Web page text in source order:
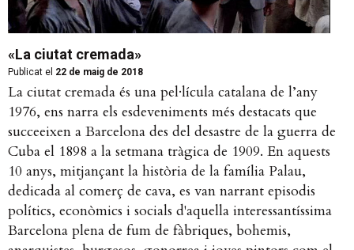
«La ciutat cremada»
Publicat el 22 de maig de 2018
La ciutat cremada és una pel·lícula catalana de l’any
1976, ens narra els esdeveniments més destacats que
succeeixen a Barcelona des del desastre de la guerra de
Cuba el 1898 a la setmana tràgica de 1909. En aquests
10 anys, mitjançant la història de la família Palau,
dedicada al comerç de cava, es van narrant episodis
polítics, econòmics i socials d'aquella interessantíssima
Barcelona plena de fum de fàbriques, bohemis,